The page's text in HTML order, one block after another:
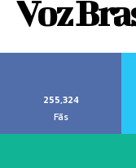
Voz
255,324
Fãs